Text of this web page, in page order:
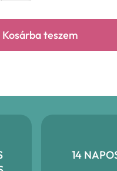
Kosárba teszem
14